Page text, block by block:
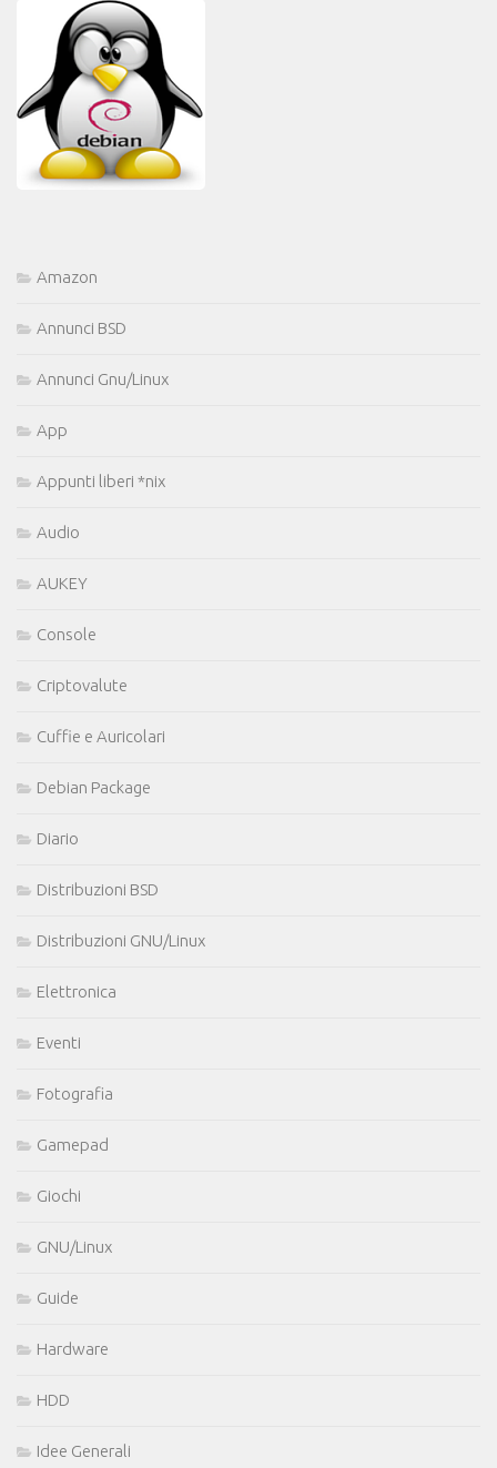
Amazon
Annunci BSD
Annunci Gnu/Linux
App
Appunti liberi *nix
Audio
AUKEY
Console
Criptovalute
Cuffie e Auricolari
Debian Package
Diario
Distribuzioni BSD
Distribuzioni GNU/Linux
Elettronica
Eventi
Fotografia
Gamepad
Giochi
GNU/Linux
Guide
Hardware
HDD
Idee Generali